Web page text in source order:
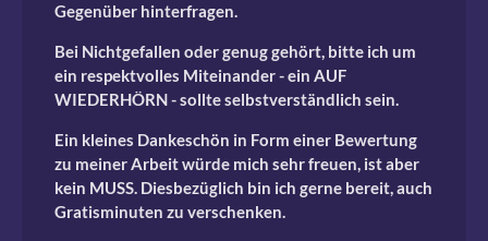
Gegenüber hinterfragen.
Bei Nichtgefallen oder genug gehört, bitte ich um
ein respektvolles Miteinander - ein AUF
WIEDERHÖRN - sollte selbstverständlich sein.
Ein kleines Dankeschön in Form einer Bewertung
zu meiner Arbeit würde mich sehr freuen, ist aber
kein MUSS. Diesbezüglich bin ich gerne bereit, auch
Gratisminuten zu verschenken.